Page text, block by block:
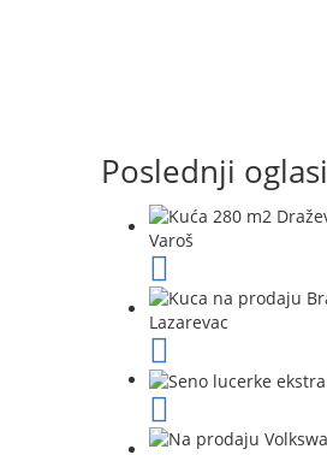
Poslednji oglasi